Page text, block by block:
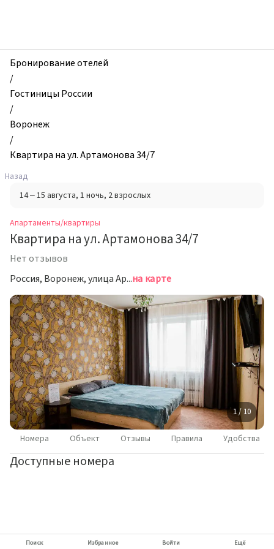
и
квартиры,
Квартира
на
ул.
Артамонова
34/7,
Воронеж,
Россия
Бронирование отелей
/
Гостиницы России
/
Воронеж
/
Квартира на ул. Артамонова 34/7
Назад
14 – 15 августа, 1 ночь, 2 взрослых
Апартаменты/квартиры
Квартира на ул. Артамонова 34/7
Нет отзывов
Россия, Воронеж, улица Артамонова, 34/7на карте
1 / 10
Номера Объект Отзывы Правила Удобства
Доступные номера
Поиск Избранное Войти Ещё